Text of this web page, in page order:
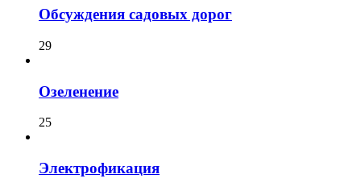
Обсуждения садовых дорог
29
Озеленение
25
Электрофикация